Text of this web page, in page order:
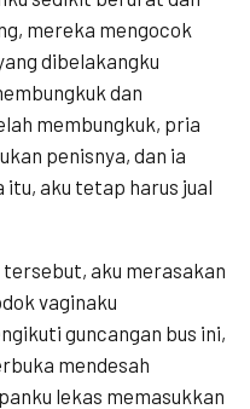
mereka mengocok
dibelakangku
dan
membungkuk, pria
penisnya, dan ia
aku tetap harus jual
tersebut, aku merasakan
vaginaku
guncangan bus ini,
mendesah
lekas memasukkan